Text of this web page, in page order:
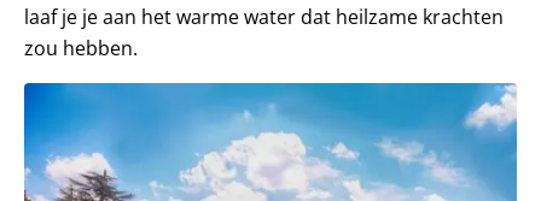
laaf je je aan het warme water dat heilzame krachten
zou hebben.